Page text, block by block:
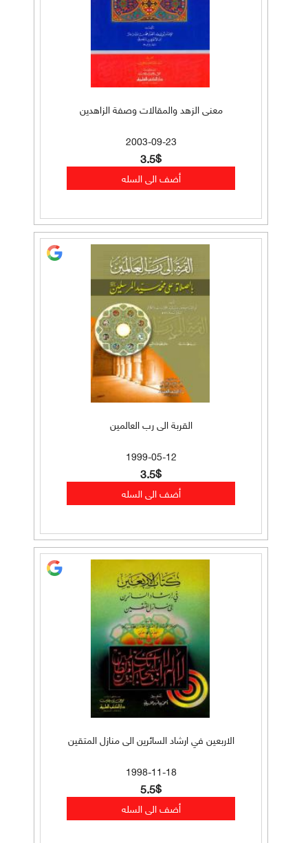
معنى الزهد والمقالات وصفة الزاهدين
2003-09-23
3.5$
القربة الى رب العالمين
1999-05-12
3.5$
الاربعين في ارشاد السائرين الى منازل المتقين
1998-11-18
5.5$